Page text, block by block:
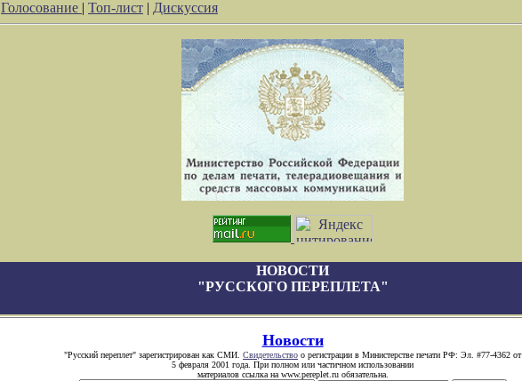
Голосование | Топ-лист | Дискуссия
НОВОСТИ
"РУССКОГО ПЕРЕПЛЕТА"
Новости
"Русский переплет" зарегистрирован как СМИ. Свидетельство о регистрации в Министерстве печати РФ: Эл. #77-4362 от
5 февраля 2001 года. При полном или частичном использовании
материалов ссылка на www.pereplet.ru обязательна.